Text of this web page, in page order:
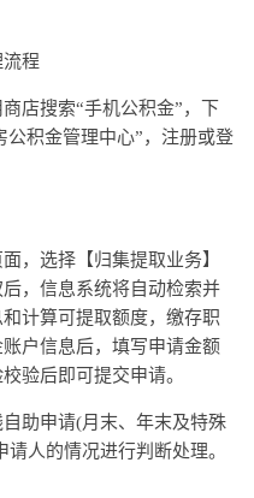
程
店搜索“手机公积金”，下
公积金管理中心”，注册或登
，选择【归集提取业务】
，信息系统将自动检索并
计算可提取额度，缴存职
户信息后，填写申请金额
验后即可提交申请。
助申请(月末、年末及特殊
人的情况进行判断处理。